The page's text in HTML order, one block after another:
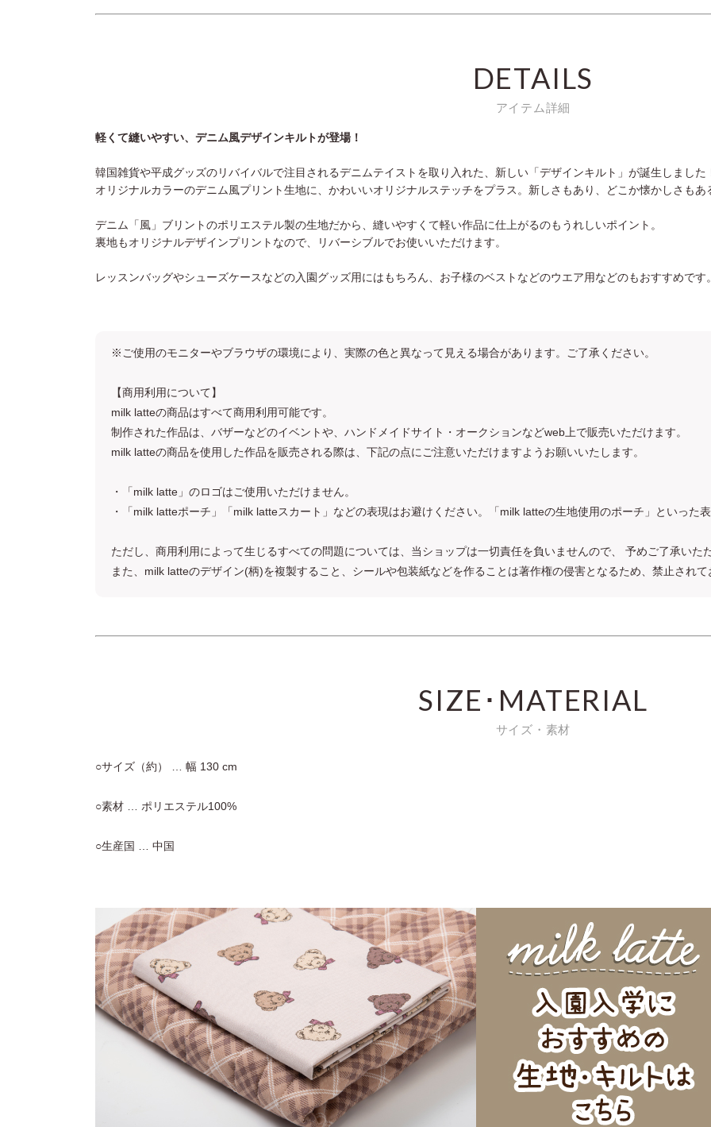
DETAILS
アイテム詳細
軽くて縫いやすい、デニム風デザインキルトが登場！
韓国雑貨や平成グッズのリバイバルで注目されるデニムテイストを取り入れた、新しい「デザインキルト」が誕生しました
オリジナルカラーのデニム風プリント生地に、かわいいオリジナルステッチをプラス。新しさもあり、どこか懐かしさもあ
デニム「風」ブリントのポリエステル製の生地だから、縫いやすくて軽い作品に仕上がるのもうれしいポイント。
裏地もオリジナルデザインプリントなので、リバーシブルでお使いいただけます。
レッスンバッグやシューズケースなどの入園グッズ用にはもちろん、お子様のベストなどのウエア用などのもおすすめです。
※ご使用のモニターやブラウザの環境により、実際の色と異なって見える場合があります。ご了承ください。
【商用利用について】
milk latteの商品はすべて商用利用可能です。
制作された作品は、バザーなどのイベントや、ハンドメイドサイト・オークションなどweb上で販売いただけます。
milk latteの商品を使用した作品を販売される際は、下記の点にご注意いただけますようお願いいたします。
・「milk latte」のロゴはご使用いただけません。
・「milk latteポーチ」「milk latteスカート」などの表現はお避けください。「milk latteの生地使用のポーチ」といった
ただし、商用利用によって生じるすべての問題については、当ショップは一切責任を負いませんので、 予めご了承いた
また、milk latteのデザイン(柄)を複製すること、シールや包装紙などを作ることは著作権の侵害となるため、禁止されて
SIZE･MATERIAL
サイズ・素材
○サイズ（約） … 幅 130 cm
○素材 … ポリエステル100%
○生産国 … 中国